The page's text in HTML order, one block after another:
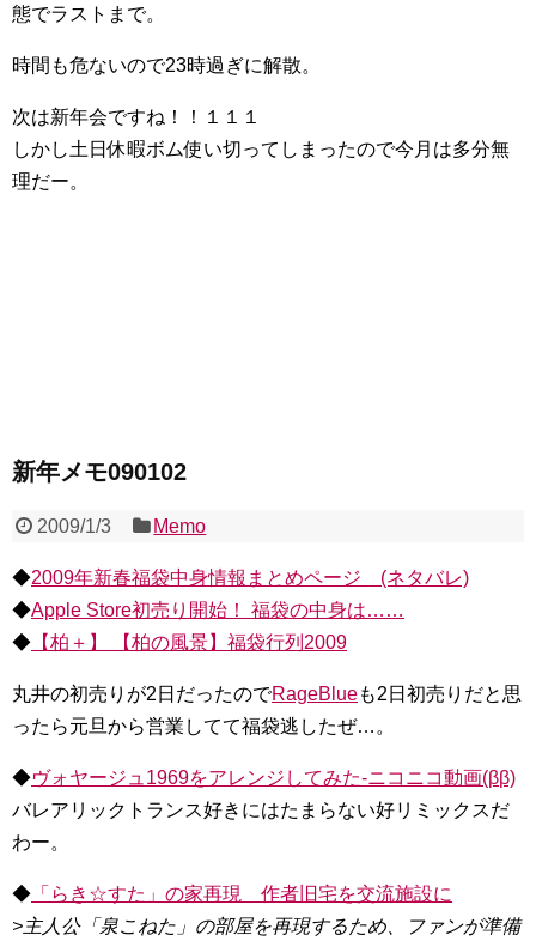
態でラストまで。
時間も危ないので23時過ぎに解散。
次は新年会ですね！！１１１
しかし土日休暇ボム使い切ってしまったので今月は多分無
理だー。
新年メモ090102
2009/1/3 Memo
◆2009年新春福袋中身情報まとめページ (ネタバレ)
◆Apple Store初売り開始！ 福袋の中身は……
◆ 【柏＋】 【柏の風景】福袋行列2009
丸井の初売りが2日だったのでRageBlueも2日初売りだと思
ったら元旦から営業してて福袋逃したぜ…。
◆ヴォヤージュ1969をアレンジしてみた‐ニコニコ動画(ββ)
バレアリックトランス好きにはたまらない好リミックスだ
わー。
◆ 「らき☆すた」の家再現 作者旧宅を交流施設に
>主人公「泉こねた」の部屋を再現するため、ファンが準備